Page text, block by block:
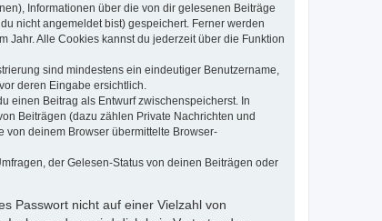
Informationen über die von dir gelesenen Beiträge
nicht angemeldet bist) gespeichert. Ferner werden
Jahr. Alle Cookies kannst du jederzeit über die Funktion
sind mindestens ein eindeutiger Benutzername,
deren Eingabe ersichtlich.
einen Beitrag als Entwurf zwischenspeicherst. In
Beiträgen (dazu zählen Private Nachrichten und
von deinem Browser übermittelte Browser-
der Gelesen-Status von deinen Beiträgen oder
Passwort nicht auf einer Vielzahl von